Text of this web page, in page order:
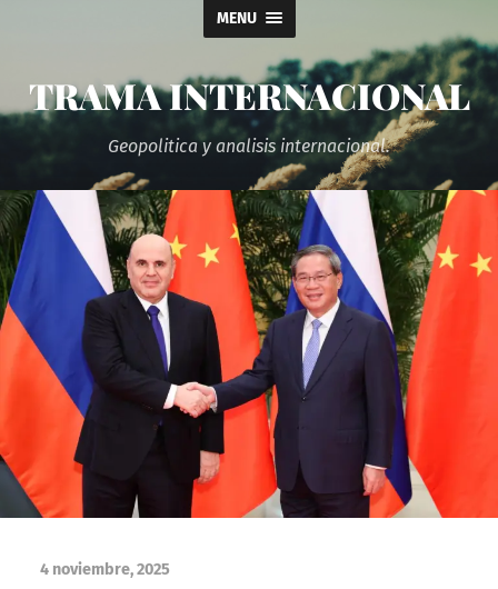
MENU
TRAMA INTERNACIONAL
Geopolitica y analisis internacional.
4 noviembre, 2025